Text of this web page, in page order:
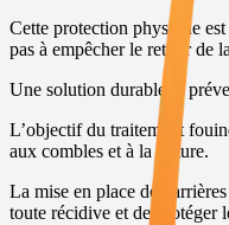
Cette protection physique
pas à empêcher le retour de
Une solution durable et
L’objectif du traitement
aux combles et à la toiture.
La mise en place de
toute récidive et de protéger